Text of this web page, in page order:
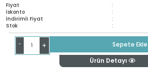
Fiyat :
İskonto :
İndirimli Fiyat :
Stok :
- +
Sepete Ekle
Ürün Detayı